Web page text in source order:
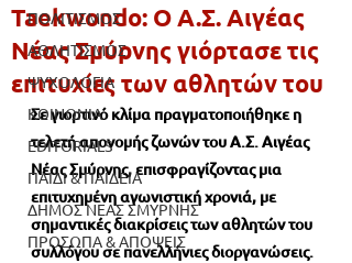
ΠΟΛΙΤΙΣΜΟΣ
ΑΘΛΗΤΙΣΜΟΣ
ΨΥΧΟΛΟΓΙΑ
ΚΟΙΝΩΝΙΑ
EDITORIALS
ΠΑΙΔΙ & ΠΑΙΔΕΙΑ
ΔΗΜΟΣ ΝΕΑΣ ΣΜΥΡΝΗΣ
ΠΡΟΣΩΠΑ & ΑΠΟΨΕΙΣ
Taekwondo: Ο Α.Σ. Αιγέας
Νέας Σμύρνης γιόρτασε τις
επιτυχίες των αθλητών του
Σε γιορτινό κλίμα πραγματοποιήθηκε η
τελετή απονομής ζωνών του Α.Σ. Αιγέας
Νέας Σμύρνης, επισφραγίζοντας μια
επιτυχημένη αγωνιστική χρονιά, με
σημαντικές διακρίσεις των αθλητών του
συλλόγου σε πανελλήνιες διοργανώσεις.